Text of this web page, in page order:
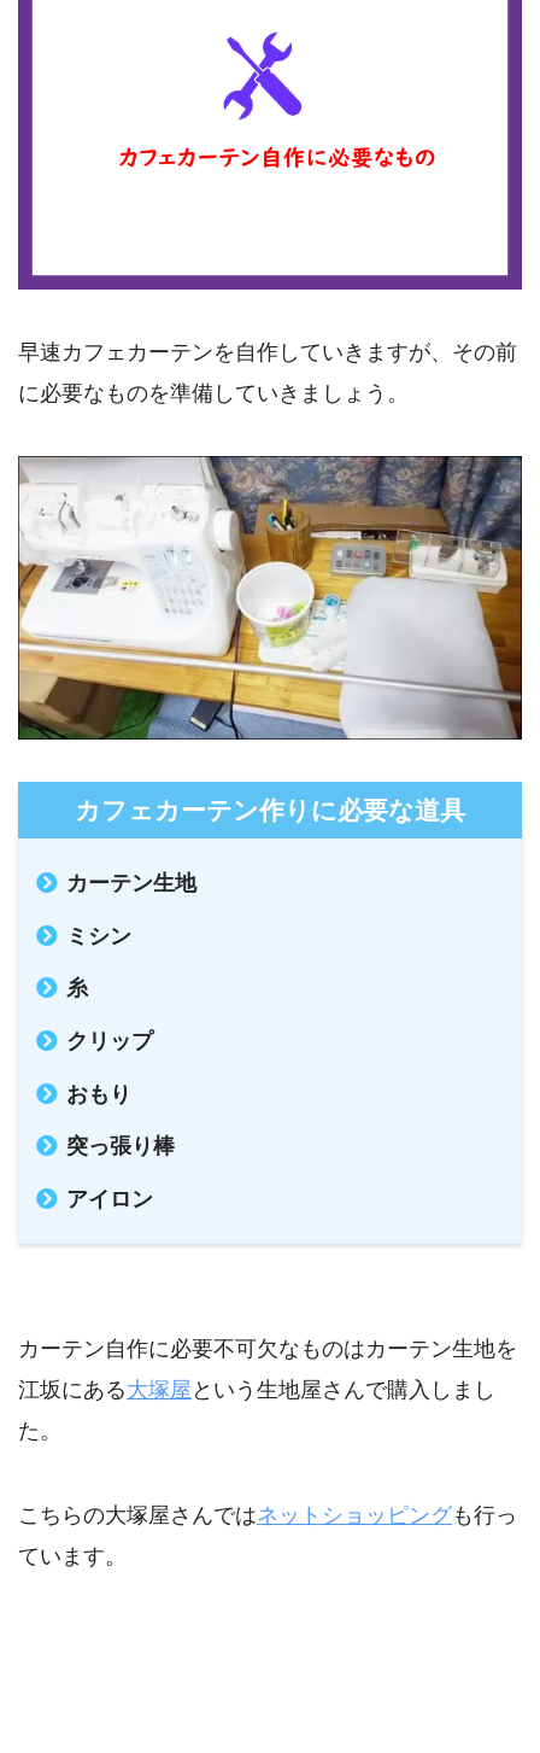
早速カフェカーテンを自作していきますが、その前
に必要なものを準備していきましょう。
カフェカーテン作りに必要な道具
カーテン生地
ミシン
糸
クリップ
おもり
突っ張り棒
アイロン
カーテン自作に必要不可欠なものはカーテン生地を
江坂にある大塚屋 という生地屋さんで購入しまし
た。
こちらの大塚屋さんではネットショッピングも行っ
ています。